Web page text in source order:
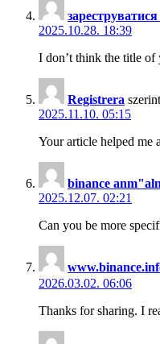
2025.10.28. 18:39
I don’t think the title of
Registrera
2025.11.10. 05:15
Your article helped me
binance
2025.12.07. 02:21
Can you be more
2026.03.02. 06:06
Thanks for sharing. I